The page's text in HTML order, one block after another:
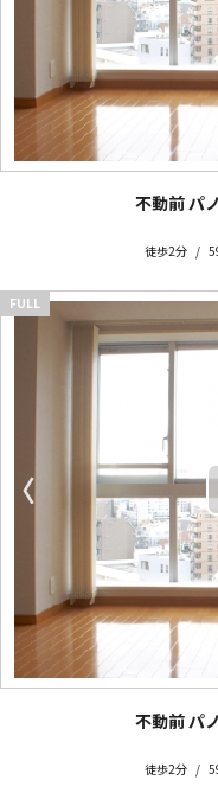
不動前 パ
徒歩2分
〈
FULL
不動前 パ
徒歩2分